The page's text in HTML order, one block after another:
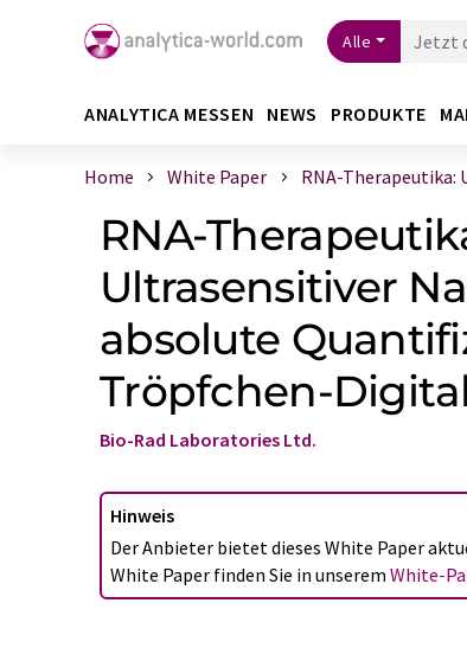
Alle
ANALYTICA MESSEN NEWS PRODUKTE
Home White Paper RNA-Therapeutika:
RNA-
Ultrasensitiver
absolute
Tröpfchen-
Bio-Rad Laboratories Ltd.
Hinweis
Der Anbieter bietet dieses White Paper
White Paper finden Sie in unserem White-